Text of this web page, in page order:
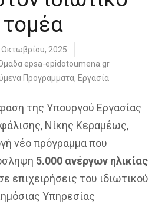
τομέα
2025
epsa-epidotoumena.gr
Προγράμματα, Εργασία
της Υπουργού Εργασίας
Νίκης Κεραμέως,
νέο πρόγραμμα που
5.000 ανέργων ηλικίας
επιχειρήσεις του ιδιωτικού
Υπηρεσίας